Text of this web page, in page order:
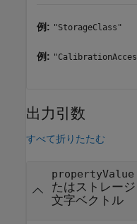
例: "StorageClass"
例:
出力引数
すべて折りたたむ
propertyValue
たはストレー
文字ベクトル